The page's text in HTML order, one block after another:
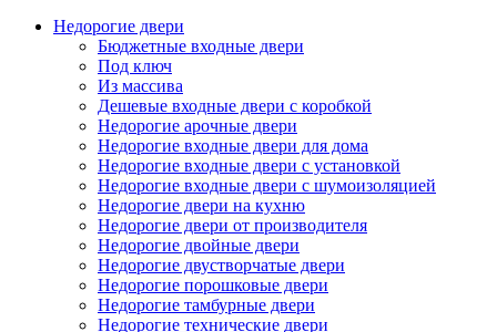
Недорогие двери
Бюджетные входные двери
Под ключ
Из массива
Дешевые входные двери с коробкой
Недорогие арочные двери
Недорогие входные двери для дома
Недорогие входные двери с установкой
Недорогие входные двери с шумоизоляцией
Недорогие двери на кухню
Недорогие двери от производителя
Недорогие двойные двери
Недорогие двустворчатые двери
Недорогие порошковые двери
Недорогие тамбурные двери
Недорогие технические двери